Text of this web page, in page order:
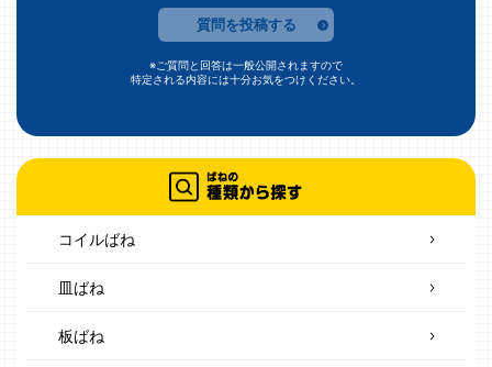
質問を投稿する
※ご質問と回答は一般公開されますので
特定される内容には十分お気をつけください。
コイルばね
皿ばね
板ばね